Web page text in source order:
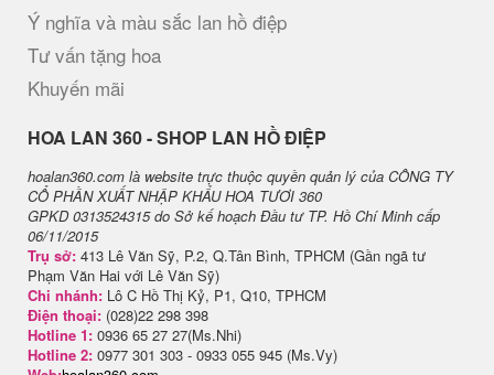
Ý nghĩa và màu sắc lan hồ điệp
Tư vấn tặng hoa
Khuyến mãi
H​OA LAN 360 - SHOP LAN HỒ ĐIỆP
hoalan360.com là website trực thuộc quyền quản lý của CÔNG TY
CỔ PHẦN XUẤT NHẬP KHẨU HOA TƯƠI 360
GPKD 0313524315 do Sở kế hoạch Đầu tư TP. Hồ Chí Minh cấp
06/11/2015
Trụ sở: 413 Lê Văn Sỹ, P.2, Q.Tân Bình, TPHCM (Gần ngã tư
Phạm Văn Hai với Lê Văn Sỹ)
Chi nhánh: Lô C Hồ Thị Kỷ, P1, Q10, TPHCM
Điện thoại: (028)22 298 398
Hotline 1: 0936 65 27 27(Ms.Nhi)
Hotline 2: 0977 301 303 - 0933 055 945 (Ms.Vy)